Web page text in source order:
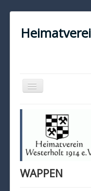
Navigation
an/aus
KONTAKT
IMPRESSUM
DATENSCHUTZ
WAPPEN